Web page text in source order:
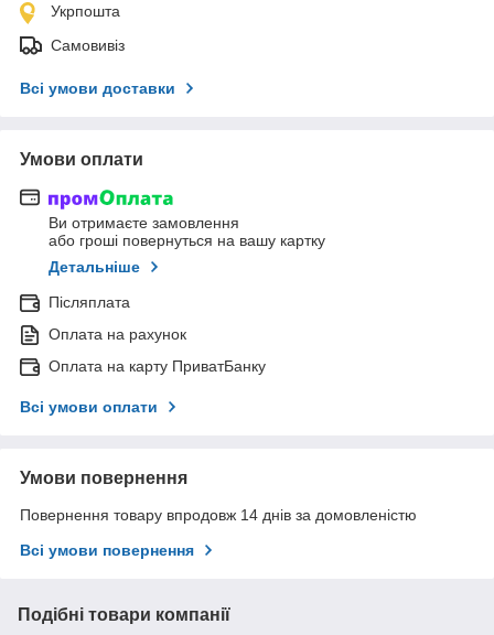
Укрпошта
Самовивіз
Всі умови доставки
Умови оплати
Ви отримаєте замовлення
або гроші повернуться на вашу картку
Детальніше
Післяплата
Оплата на рахунок
Оплата на карту ПриватБанку
Всі умови оплати
Умови повернення
Повернення товару впродовж 14 днів за домовленістю
Всі умови повернення
Подібні товари компанії